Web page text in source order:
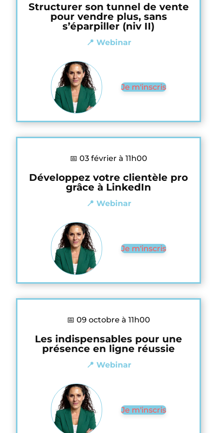
Structurer son tunnel de vente
pour vendre plus, sans
s’éparpiller (niv II)
📍 Webinar
Je m'inscris
📅 03 février à 11h00
Développez votre clientèle pro
grâce à LinkedIn
📍 Webinar
Je m'inscris
📅 09 octobre à 11h00
Les indispensables pour une
présence en ligne réussie
📍 Webinar
Je m'inscris